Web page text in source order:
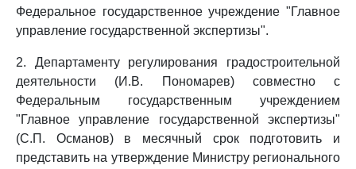
Федеральное государственное учреждение "Главное
управление государственной экспертизы".
2. Департаменту регулирования градостроительной
деятельности (И.В. Пономарев) совместно с
Федеральным государственным учреждением
"Главное управление государственной экспертизы"
(С.П. Османов) в месячный срок подготовить и
представить на утверждение Министру регионального